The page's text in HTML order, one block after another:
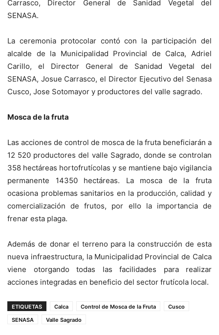
Carrasco, Director General de Sanidad Vegetal del
SENASA.
La ceremonia protocolar contó con la participación del
alcalde de la Municipalidad Provincial de Calca, Adriel
Carillo, el Director General de Sanidad Vegetal del
SENASA, Josue Carrasco, el Director Ejecutivo del Senasa
Cusco, Jose Sotomayor y productores del valle sagrado.
Mosca de la fruta
Las acciones de control de mosca de la fruta beneficiarán a
12 520 productores del valle Sagrado, donde se controlan
358 hectáreas hortofrutícolas y se mantiene bajo vigilancia
permanente 14350 hectáreas. La mosca de la fruta
ocasiona problemas sanitarios en la producción, calidad y
comercialización de frutos, por ello la importancia de
frenar esta plaga.
Además de donar el terreno para la construcción de esta
nueva infraestructura, la Municipalidad Provincial de Calca
viene otorgando todas las facilidades para realizar
acciones integradas en beneficio del sector frutícola local.
ETIQUETAS Calca Control de Mosca de la Fruta
Cusco
SENASA
Valle Sagrado